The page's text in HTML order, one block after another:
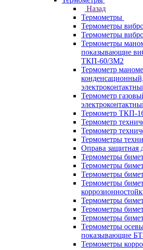
Назад
Термометры
Термометры
Термометры
Термометры
показывающие
ТКП-60/3М2
Термометр
Термометр
Термометр ТКП-
Термометр
Термометр
Термометры
Оправа
Термометры
Термометры
Термометры
Термометры
Термометры
Термометры
Термометры
Термометры
показывающие
Термометры